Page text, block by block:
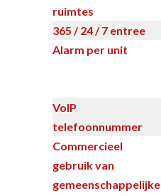
ruimtes
365 / 24 / 7 entree
Alarm per unit
VoIP
telefoonnummer
Commercieel
gebruik van
gemeenschappelijke